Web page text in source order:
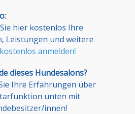
hier kostenlos Ihre
Leistungen und weitere
anmelden!
dieses Hundesalons?
Ihre Erfahrungen über
unten mit
innen!